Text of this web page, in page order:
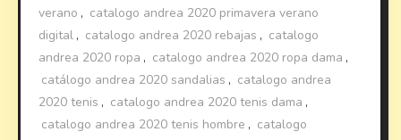
verano , catalogo andrea 2020 primavera verano
digital , catalogo andrea 2020 rebajas , catalogo
andrea 2020 ropa , catalogo andrea 2020 ropa dama ,
catálogo andrea 2020 sandalias , catalogo andrea
2020 tenis , catalogo andrea 2020 tenis dama ,
catalogo andrea 2020 tenis hombre , catalogo